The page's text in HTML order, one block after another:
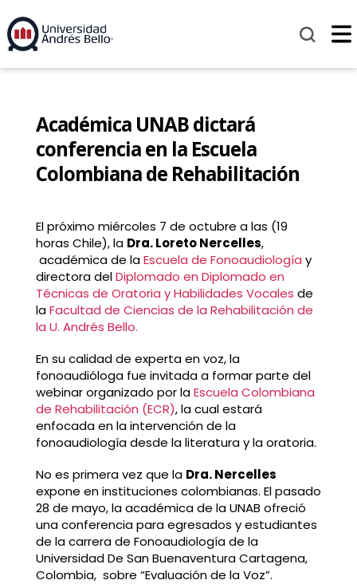
Académica UNAB dictará
conferencia en la Escuela
Colombiana de Rehabilitación
El próximo miércoles 7 de octubre a las (19
horas Chile), la Dra. Loreto Nercelles,
académica de laEscuela de Fonoaudiología y
directora delDiplomado en Diplomado en
Técnicas de Oratoria y Habilidades Vocales de
laFacultad de Ciencias de la Rehabilitación de
la U. Andrés Bello.
En su calidad de experta en voz, la
fonoaudióloga fue invitada a formar parte del
webinar organizado por laEscuela Colombiana
de Rehabilitación (ECR), la cual estará
enfocada en la intervención de la
fonoaudiología desde la literatura y la oratoria.
No es primera vez que la Dra. Nercelles
expone en instituciones colombianas. El pasado
28 de mayo, la académica de la UNAB ofreció
una conferencia para egresados y estudiantes
de la carrera de Fonoaudiología de la
Universidad De San Buenaventura Cartagena,
Colombia, sobre “Evaluación de la Voz”.